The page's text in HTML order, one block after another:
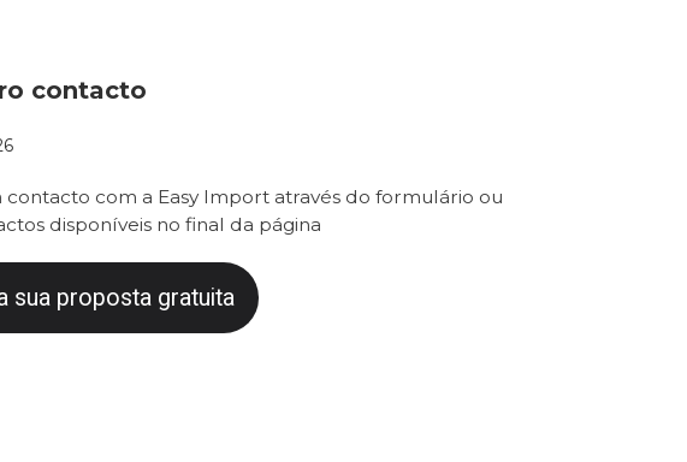
contacto
contacto com a Easy Import através do formulário ou
disponíveis no final da página
sua proposta gratuita